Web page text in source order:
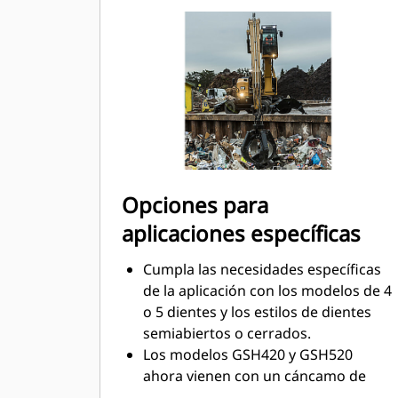
eficiencia de la máquina y del garfio.
Alcance nuevas alturas y aumente el
control de la rotación. La altura
compacta de los garfios GSH
extiende las capacidades y es ideal
para aplicaciones en interiores.
Opciones para
aplicaciones específicas
Cumpla las necesidades específicas
de la aplicación con los modelos de 4
o 5 dientes y los estilos de dientes
semiabiertos o cerrados.
Los modelos GSH420 y GSH520
ahora vienen con un cáncamo de